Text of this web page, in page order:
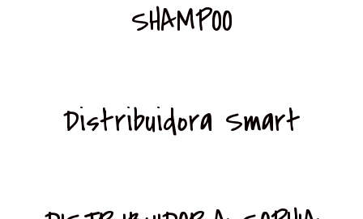
SHAMPOO
Distribuidora Smart